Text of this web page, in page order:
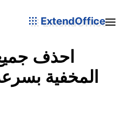
ExtendOffice
احذف
المخفية